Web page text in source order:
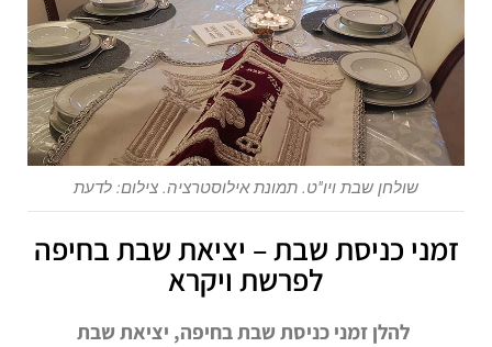
שולחן שבת ויו"ט. תמונת אילוסטרציה. צילום: לדעת
זמני כניסת שבת – יציאת שבת בחיפה
לפרשת ויקרא
להלן זמני כניסת שבת בחיפה, יציאת שבת